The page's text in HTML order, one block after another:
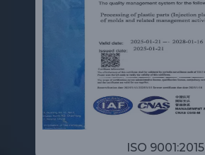
ISO 9001:2015